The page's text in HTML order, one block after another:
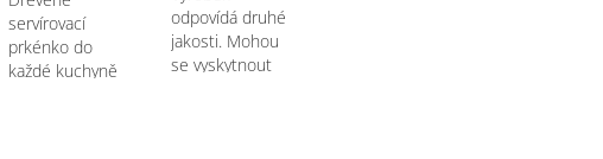
servírovací
prkénko do
každé kuchyně
odpovídá druhé
jakosti. Mohou
se vyskytnout